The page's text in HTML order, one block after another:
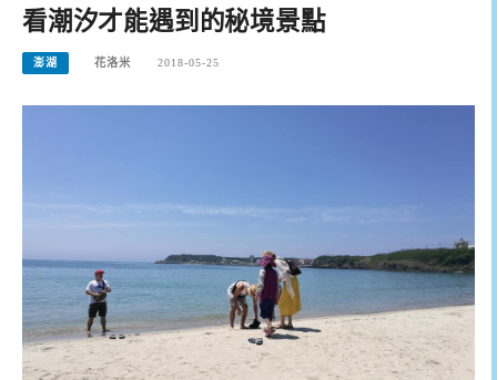
看潮汐才能遇到的秘境景點
澎湖 花洛米 2018-05-25